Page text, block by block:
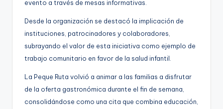
evento a través de mesas informativas.
Desde la organización se destacó la implicación de
instituciones, patrocinadores y colaboradores,
subrayando el valor de esta iniciativa como ejemplo de
trabajo comunitario en favor de la salud infantil.
La Peque Ruta volvió a animar a las familias a disfrutar
de la oferta gastronómica durante el fin de semana,
consolidándose como una cita que combina educación,